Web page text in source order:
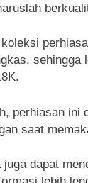
sehingga
perhiasan ini
saat
juga dapat